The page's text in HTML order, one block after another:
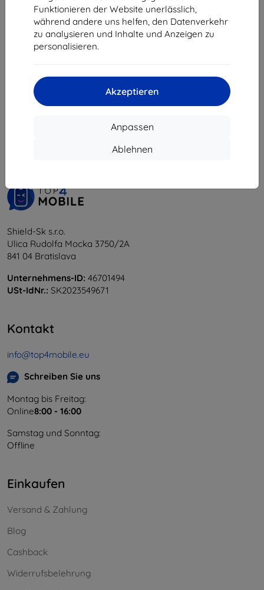
Funktionieren der Website unerlässlich,
während andere uns helfen, den Datenverkehr
zu analysieren und Inhalte und Anzeigen zu
personalisieren.
Akzeptieren
Anpassen
Ablehnen
35,90 €
32,31 €
Auf Lager > 5 Stk.
vom ganzen5.
Shield-Sk s.r.o.
Ulica Rudolfa Mocka 3750/2A
841 04 Bratislava
Unternehmens-ID: 46701494
USt-IdNr.: SK2023549671
Kontakt
info@top4mobile.eu
Schreiben Sie uns
Montag bis Freitag:
Online8:00 - 16:00
Samstag und Sonntag:
Offline
Einkaufen
Versand & Zahlung
Blog
Cashback
Widerrufsbelehrung